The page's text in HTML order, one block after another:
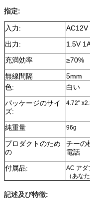
指定:
入力:
AC12V
出力:
1.5V
充満効率
≥70%
無線間隔
5mm
色:
白い
パッケージのサイ
ズ:
4.72"
純重量 96g
プロダクトのため
の
チーの
電話
付属品:
AC アダ
（あな
記述及び特徴: